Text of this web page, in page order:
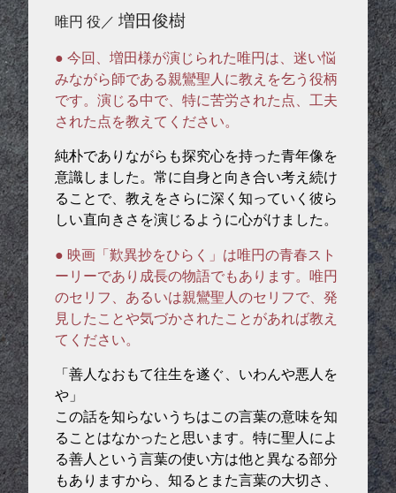
唯円 役／増田俊樹
● 今回、増田様が演じられた唯円は、迷い悩
みながら師である親鸞聖人に教えを乞う役柄
です。演じる中で、特に苦労された点、工夫
された点を教えてください。
純朴でありながらも探究心を持った青年像を
意識しました。常に自身と向き合い考え続け
ることで、教えをさらに深く知っていく彼ら
しい直向きさを演じるように心がけました。
● 映画「歎異抄をひらく」は唯円の青春スト
ーリーであり成長の物語でもあります。唯円
のセリフ、あるいは親鸞聖人のセリフで、発
見したことや気づかされたことがあれば教え
てください。
「善人なおもて往生を遂ぐ、いわんや悪人を
や」
この話を知らないうちはこの言葉の意味を知
ることはなかったと思います。特に聖人によ
る善人という言葉の使い方は他と異なる部分
もありますから、知るとまた言葉の大切さ、